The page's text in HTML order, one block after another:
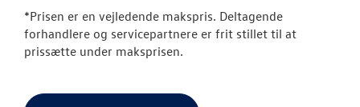
*Prisen er en vejledende makspris. Deltagende
forhandlere og servicepartnere er frit stillet til at
prissætte under maksprisen.